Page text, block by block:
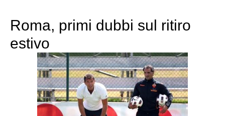
Roma, primi dubbi sul ritiro
estivo